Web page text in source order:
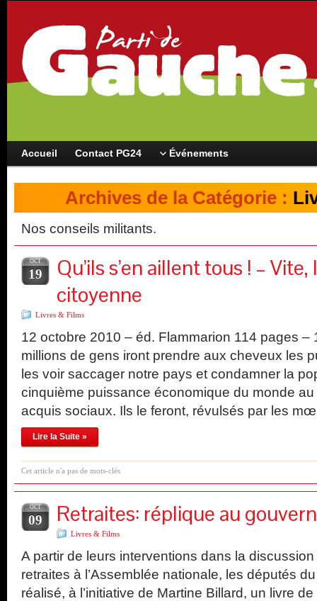
Accueil Contact PG24 Événements
Archives de la Catégorie :
Nos conseils militants.
OCT
19
Qu’ils s’en aillent tous ! –
citoyenne
Livres & Films
12 octobre 2010 – éd. Flammarion 114 pages –
millions de gens iront prendre aux cheveux les
les voir saccager notre pays et condamner la
cinquième puissance économique du monde
acquis sociaux. Ils le feront, révulsés par les
Lire la Suite »
Cet article n'a pas de mots-clés
OCT
09 Retraites: réplique au
Livres & Films
A partir de leurs interventions dans la
retraites à l’Assemblée nationale, les députés
réalisé, à l’initiative de Martine Billard, un livre